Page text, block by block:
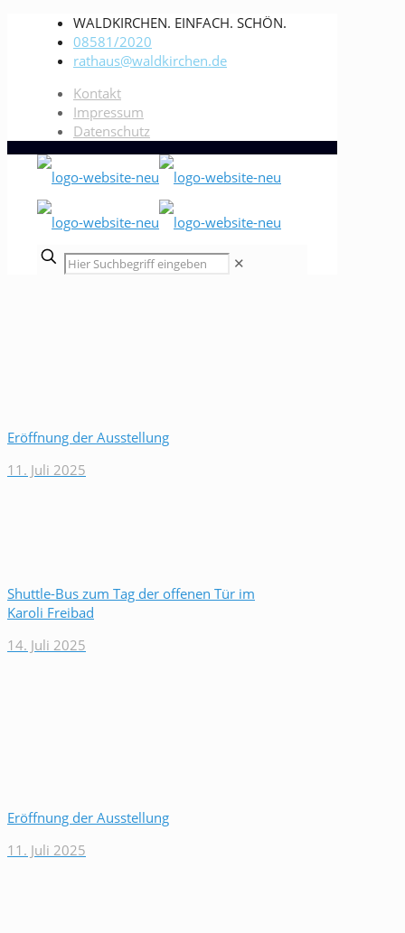
WALDKIRCHEN. EINFACH. SCHÖN.
08581/2020
rathaus@waldkirchen.de
Kontakt
Impressum
Datenschutz
✕
Eröffnung der Ausstellung
11. Juli 2025
Shuttle-Bus zum Tag der offenen Tür im
Karoli Freibad
14. Juli 2025
Eröffnung der Ausstellung
11. Juli 2025